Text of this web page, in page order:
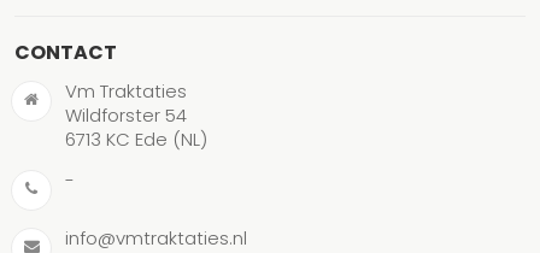
CONTACT
Vm Traktaties
Wildforster 54
6713 KC Ede (NL)
-
info@vmtraktaties.nl